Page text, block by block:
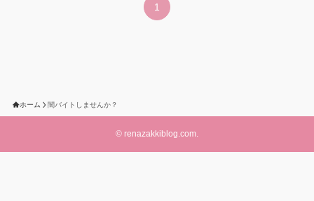
1
ホーム 闇バイトしませんか？
© renazakkiblog.com.